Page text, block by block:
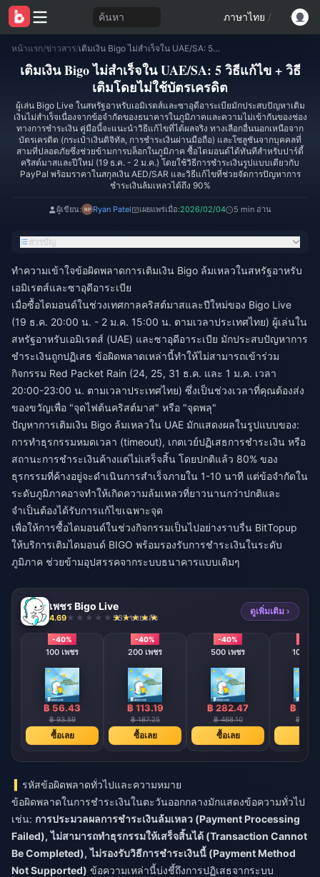
ค้นหา ภาษาไทย /
หน้าแรก/ข่าวสาร/ เติมเงิน Bigo ไม่สำเร็จใน UAE/SA: 5 วิธีแก้ไข + วิธีเติมโดยไม่ใช้บัตรเครดิต
เติมเงิน Bigo ไม่สำเร็จใน UAE/SA: 5 วิธีแก้ไข + วิธี
เติมโดยไม่ใช้บัตรเครดิต
ผู้เล่น Bigo Live ในสหรัฐอาหรับเอมิเรตส์และซาอุดีอาระเบียมักประสบปัญหาเติม
เงินไม่สำเร็จเนื่องจากข้อจำกัดของธนาคารในภูมิภาคและความไม่เข้ากันของช่อง
ทางการชำระเงิน คู่มือนี้จะแนะนำวิธีแก้ไขที่ได้ผลจริง ทางเลือกอื่นนอกเหนือจาก
บัตรเครดิต (กระเป๋าเงินดิจิทัล, การชำระเงินผ่านมือถือ) และโซลูชันจากบุคคลที่
สามที่ปลอดภัยซึ่งช่วยข้ามการบล็อกในภูมิภาค ซื้อไดมอนด์ได้ทันทีสำหรับปาร์ตี้
คริสต์มาสและปีใหม่ (19 ธ.ค. - 2 ม.ค.) โดยใช้วิธีการชำระเงินรูปแบบเดียวกับ
PayPal พร้อมราคาในสกุลเงิน AED/SAR และวิธีแก้ไขที่ช่วยจัดการปัญหาการ
ชำระเงินล้มเหลวได้ถึง 90%
ผู้เขียน: Ryan Patel เผยแพร่เมื่อ:2026/02/04 5 min อ่าน
สารบัญ
ทำความเข้าใจข้อผิดพลาดการเติมเงิน Bigo ล้มเหลวในสหรัฐอาหรับ
เอมิเรตส์และซาอุดีอาระเบีย
เมื่อซื้อไดมอนด์ในช่วงเทศกาลคริสต์มาสและปีใหม่ของ Bigo Live
(19 ธ.ค. 20:00 น. - 2 ม.ค. 15:00 น. ตามเวลาประเทศไทย) ผู้เล่นใน
สหรัฐอาหรับเอมิเรตส์ (UAE) และซาอุดีอาระเบีย มักประสบปัญหาการ
ชำระเงินถูกปฏิเสธ ข้อผิดพลาดเหล่านี้ทำให้ไม่สามารถเข้าร่วม
กิจกรรม Red Packet Rain (24, 25, 31 ธ.ค. และ 1 ม.ค. เวลา
20:00-23:00 น. ตามเวลาประเทศไทย) ซึ่งเป็นช่วงเวลาที่คุณต้องส่ง
ของขวัญเพื่อ "จุดไฟต้นคริสต์มาส" หรือ "จุดพลุ"
ปัญหาการเติมเงิน Bigo ล้มเหลวใน UAE มักแสดงผลในรูปแบบของ:
การทำธุรกรรมหมดเวลา (timeout), เกตเวย์ปฏิเสธการชำระเงิน หรือ
สถานะการชำระเงินค้างแต่ไม่เสร็จสิ้น โดยปกติแล้ว 80% ของ
ธุรกรรมที่ค้างอยู่จะดำเนินการสำเร็จภายใน 1-10 นาที แต่ข้อจำกัดใน
ระดับภูมิภาคอาจทำให้เกิดความล้มเหลวที่ยาวนานกว่าปกติและ
จำเป็นต้องได้รับการแก้ไขเฉพาะจุด
เพื่อให้การซื้อไดมอนด์ในช่วงกิจกรรมเป็นไปอย่างราบรื่น BitTopup
ให้บริการเติมไดมอนด์ BIGO พร้อมรองรับการชำระเงินในระดับ
ภูมิภาค ช่วยข้ามอุปสรรคจากระบบธนาคารแบบเดิมๆ
เพชร Bigo Live
4.69 537 ขายแล้ว
ดูเพิ่มเติม ›
-40%
100 เพชร
฿ 56.43
฿ 93.59
ซื้อเลย
-40%
200 เพชร
฿ 113.19
฿ 187.25
ซื้อเลย
-40%
500 เพชร
฿ 282.47
฿ 468.10
ซื้อเลย
1000 เ
฿
฿
รหัสข้อผิดพลาดทั่วไปและความหมาย
ข้อผิดพลาดในการชำระเงินในตะวันออกกลางมักแสดงข้อความทั่วไป
เช่น: การประมวลผลการชำระเงินล้มเหลว (Payment Processing
Failed), ไม่สามารถทำธุรกรรมให้เสร็จสิ้นได้ (Transaction Cannot
Be Completed), ไม่รองรับวิธีการชำระเงินนี้ (Payment Method
Not Supported) ข้อความเหล่านี้บ่งชี้ถึงการปฏิเสธจากระบบ